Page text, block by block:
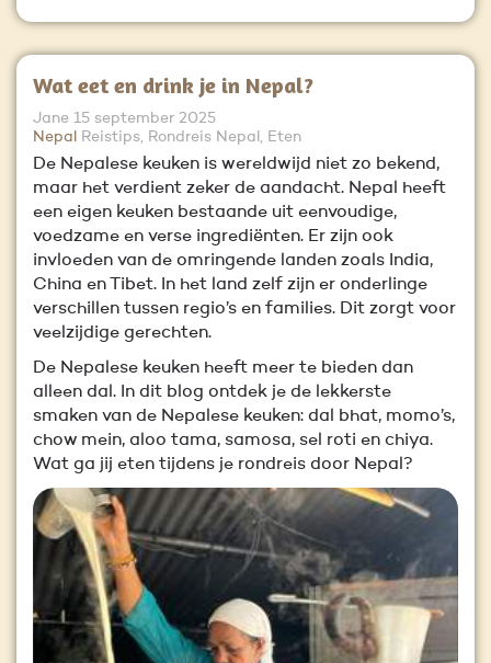
Wat eet en drink je in Nepal?
Jane 15 september 2025
Nepal
Reistips, Rondreis Nepal, Eten
De Nepalese keuken is wereldwijd niet zo bekend,
maar het verdient zeker de aandacht. Nepal heeft
een eigen keuken bestaande uit eenvoudige,
voedzame en verse ingrediënten. Er zijn ook
invloeden van de omringende landen zoals India,
China en Tibet. In het land zelf zijn er onderlinge
verschillen tussen regio’s en families. Dit zorgt voor
veelzijdige gerechten.
De Nepalese keuken heeft meer te bieden dan
alleen dal. In dit blog ontdek je de lekkerste
smaken van de Nepalese keuken: dal bhat, momo’s,
chow mein, aloo tama, samosa, sel roti en chiya.
Wat ga jij eten tijdens je rondreis door Nepal?